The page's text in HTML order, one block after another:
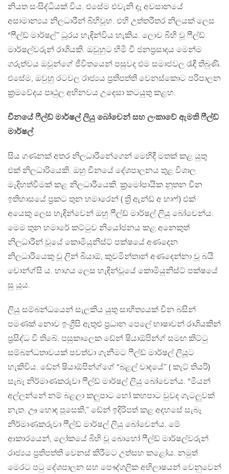
නියත සංසිද්ධියක් විය. එසේම එවැනි දෑ අවසානයේ
අසාමාන්‍යය නිලධාරීන් බිහිවූහ. එහි උත්තරීතර නිලයක් ලෙස
“ෆීල්ඩ් මාර්ෂල්” ධූරය හැඳින්විය හැකිය. ලොව බිහි වූ ෆීල්ඩ්
මාර්ෂල්වරුන් රාශියකි. ඔවුහුට හිමි වී ජනප්‍රසාදය මෙන්ම
ගරුත්වය ඔවුන්ගේ ජීවිතයෙන් පසුවද එම සමාජවල රැඳී තිබුණි.
එසේම, ඔවුහු රටවල රාජ්‍යය ප්‍රතිපත්ති වෙනස්කොට පරිපාලන
ක්‍රමවේදය පෘථුල අභිනවය උදෙසා කටයුතු කළහ.
චීනයේ ෆීල්ඩ් මාර්ෂල් ලියු බෝචෙන් සහ ලංකාවේ ඇමති ෆීල්ඩ්
මාර්ෂල්
සිය ගණනක් අතර නිලධාරීනේගෙන් මෙහිදී මතක් කළ යුතු
එක් නිලධාරියෙකි. ඔහු චීනයේ දේශපාලනය තුළ විශාල
මැදිහත්වීමක් කළ නිලධාරීයෙකි. ක්‍රමෝපායික නූතන චීන
ඉතිහාසයේ ප්‍රකට තුන හමාරෙන් ( ත්‍රි ඇන්ඩ් අ හාෆ්) එක්
අයෙකු ලෙස හැඳින්වෙන් ඔහු ෆීල්ඩ් මාර්ෂල් ලියු බෝචෙන්ය.
මෙම තුන හමාරේ කට්ටුව නියෝජනය කළ අනෙකුත්
නිලධාරීන් වූයේ කොමියුනිස්ට් පක්ෂයේ අණදෙන
නිලධාරියෙකු වූ ලින් බියාඕ, කුවමින්තාන් අණදෙන්නා වූ බයි
චොන්ග්සි ය. භාගය ලෙස හැඳින්වූයේ කොමියුනිස්ට් පක්ෂයේ
සු යූය.
ලියු සම්බන්ධයෙන් සැලකිය යුතු සාහිත්‍යයක් චීන බසින්
පමණක් නොව ඉංග්‍රීසි ඇතුළු ප්‍රධාන පෙලේ භාෂාවන් රාශියකින්
ප්‍රසිද්ධ වී තිබේ. පසුකාලෙක ඩේන් ෂියාඕපින්ග් සමඟ කිට්ටු
සම්බන්ධතාවයක් පවත්වා ගැනීමට ෆීල්ඩ් මාර්ෂල් ලියූට
හැකිවිය. ඩේන් ෂියාඕපින්ග්ගේ “බළල් වාදයේ” ( කැට් තියරි)
සැබෑ නිර්මාණකරුවා ෆීල්ඩ් මාර්ෂල් ලියු බෝචෙන්ය. “මීයන්
අල්ලන්නේ නම් බළලා කලුපාට හෝ කහපාට වුවද ගැටලුවක්
නැත. ඌ හොඳ පූසෙකි,” ඩේන් ඉදිරිපත් කළ අදහසේ සැබෑ
නිර්මාණකරුවා ෆීල්ඩ් මාර්ෂල් ලියු බෝචෙන්ය. මේ
ආකාරයෙන්, ලෝකයේ බිහි වූ බොහෝ ෆීල්ඩ් මාර්ෂල්වරුන්
රාජ්‍යය ප්‍රතිපත්ති වෙනස් කිරීමට උත්සහ කළෝය. නමුත්
මෙරට පටු දේශපාලන සහ පෞද්ගලික අභිලාෂයන් වෙනුවෙන්